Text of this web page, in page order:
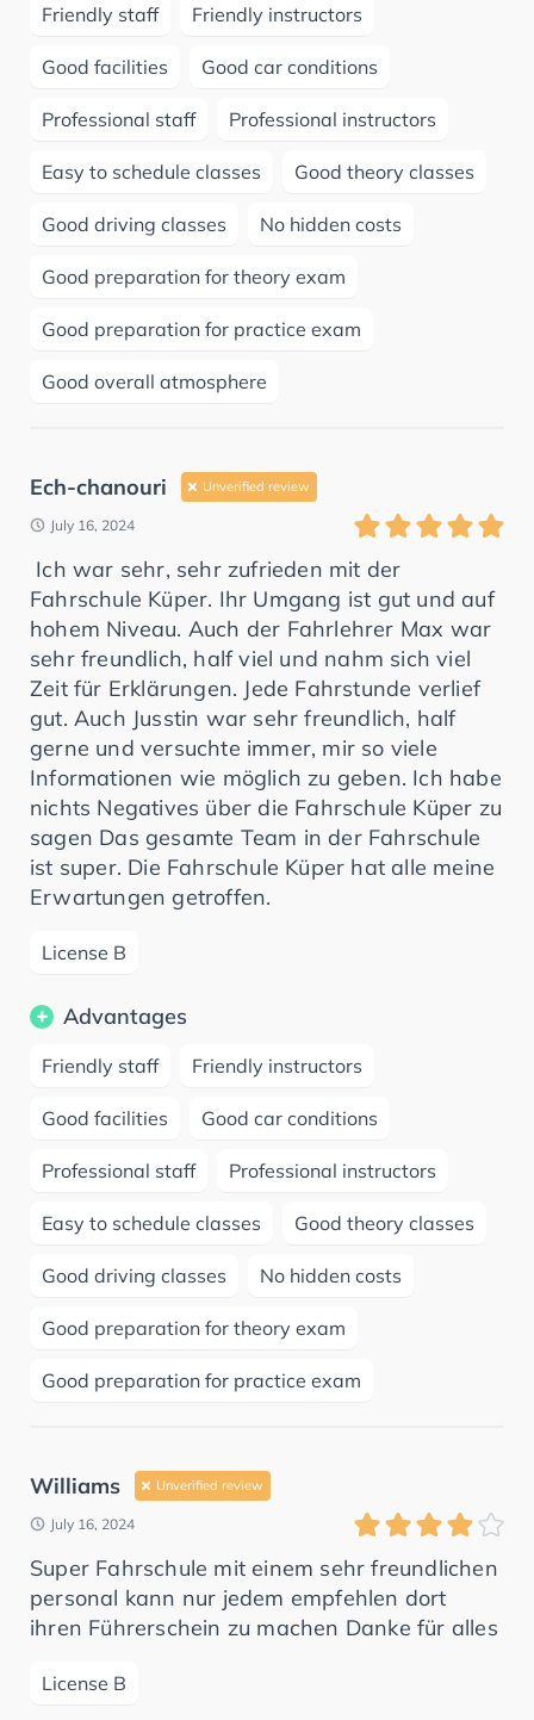
Friendly staff Friendly instructors
Good facilities Good car conditions
Professional staff Professional instructors
Easy to schedule classes Good theory classes
Good driving classes No hidden costs
Good preparation for theory exam
Good preparation for practice exam
Good overall atmosphere
Ech-chanouri Unverified review
July 16, 2024
Fahrschule Küper. Ihr Umgang ist gut und auf
hohem Niveau. Auch der Fahrlehrer Max war
sehr freundlich, half viel und nahm sich viel
Zeit für Erklärungen. Jede Fahrstunde verlief
gut. Auch Jusstin war sehr freundlich, half
gerne und versuchte immer, mir so viele
Informationen wie möglich zu geben. Ich habe
nichts Negatives über die Fahrschule Küper zu
sagen Das gesamte Team in der Fahrschule
ist super. Die Fahrschule Küper hat alle meine
Erwartungen getroffen.
License B
Advantages
Friendly staff Friendly instructors
Good facilities Good car conditions
Professional staff Professional instructors
Easy to schedule classes Good theory classes
Good driving classes No hidden costs
Good preparation for theory exam
Good preparation for practice exam
Williams Unverified review
July 16, 2024
Super Fahrschule mit einem sehr freundlichen
personal kann nur jedem empfehlen dort
ihren Führerschein zu machen Danke für alles
License B